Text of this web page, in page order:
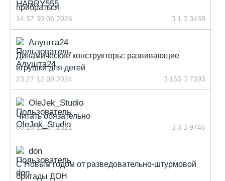
прибраться
14:57 30.06.2026 1 3438
Алушта24
Динамические конструкторы: развивающие
игрушки для детей
23:27 12.09.2024 155 7393
OleJek_Studio
Читать обязательно
08:18 12.07.2021 3 9745
don
С Новым годом от разведовательно-штурмовой
бригады ДОН